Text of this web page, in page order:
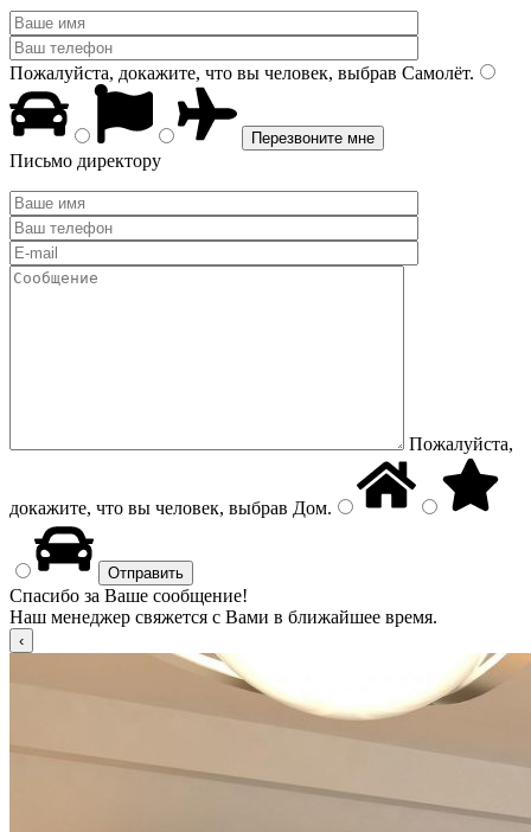
Пожалуйста, докажите, что вы человек, выбрав Самолёт.
Письмо директору
Пожалуйста,
докажите, что вы человек, выбрав Дом.
Спасибо за Ваше сообщение!
Наш менеджер свяжется с Вами в ближайшее время.